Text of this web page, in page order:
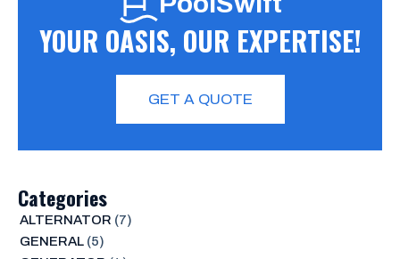
YOUR OASIS, OUR EXPERTISE!
GET A QUOTE
Categories
ALTERNATOR (7)
GENERAL(5)